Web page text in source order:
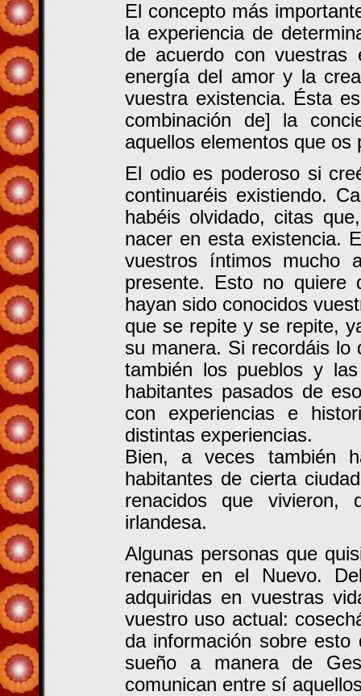
El concepto más
la experiencia de
de acuerdo con
energía del amor y la
vuestra existencia. Ésta
combinación de] la
aquellos elementos que
El odio es poderoso si
continuaréis existiendo.
habéis olvidado, citas
nacer en esta existencia.
vuestros íntimos mucho
presente. Esto no quiere
hayan sido conocidos
que se repite y se repite,
su manera. Si recordáis lo
también los pueblos y
habitantes pasados de
con experiencias e
distintas experiencias.
Bien, a veces también
habitantes de cierta
renacidos que vivieron,
irlandesa.
Algunas personas que
renacer en el Nuevo.
adquiridas en vuestras
vuestro uso actual:
da información sobre
sueño a manera de
comunican entre sí